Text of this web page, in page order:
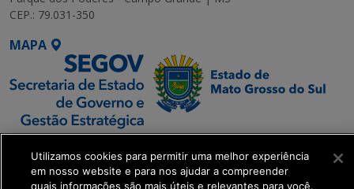
CEP.: 79.031-350
MAPA
SETDIG | Secretaria-
Executiva de
Utilizamos cookies para permitir uma melhor experiência
em nosso website e para nos ajudar a compreender
quais informações são mais úteis e relevantes para você.